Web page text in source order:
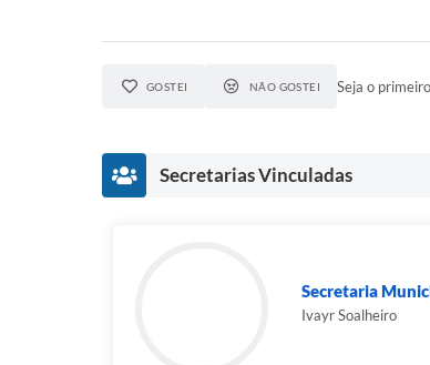
GOSTEI NÃO GOSTEI Seja o
Secretarias Vinculadas
Secretaria
Ivayr Soalheiro